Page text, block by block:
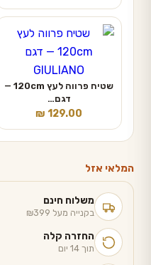
שטיח פרווה לעץ 120cm —
דגם…
₪ 129.00
המלאי אזל
משלוח חינם
בקנייה מעל ₪399
החזרה קלה
תוך 14 יום